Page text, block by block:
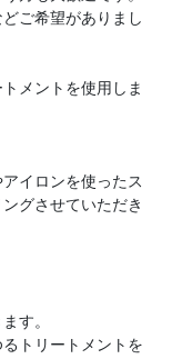
ご希望がありまし
メントを使用しま
イロンを使ったス
グさせていただき
す。
トリートメントを